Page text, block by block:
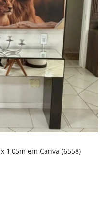
1,05m em Canva (6558)